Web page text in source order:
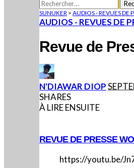
Rechercher :
SUNUKER > AUDIOS - REVUES DE
AUDIOS - REVUES DE
Revue de
POSTED
BY
N'DIAWAR DIOP
SHARES
À LIRE ENSUITE
REVUE DE PRESSE
https://youtu.be/